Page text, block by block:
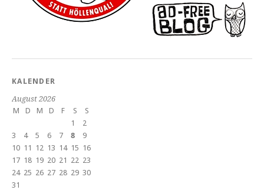
KALENDER
August 2026
M
D M D F S
S
1
2
3
4 5 6 7 8
9
10 11 12 13 14 15 16
17 18 19 20 21 22 23
24 25 26 27 28 29 30
31